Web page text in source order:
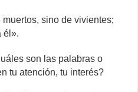
sino de vivientes;
él».
son las palabras o
tu atención, tu interés?